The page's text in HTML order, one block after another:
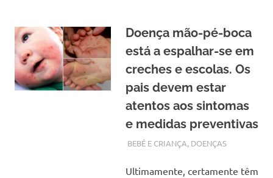
Doença mão-pé-boca
está a espalhar-se em
creches e escolas. Os
pais devem estar
atentos aos sintomas
e medidas preventivas
MARÇO 12, 2018
ADMIN
BEBÉ E CRIANÇA, DOENÇAS
Ultimamente, certamente têm